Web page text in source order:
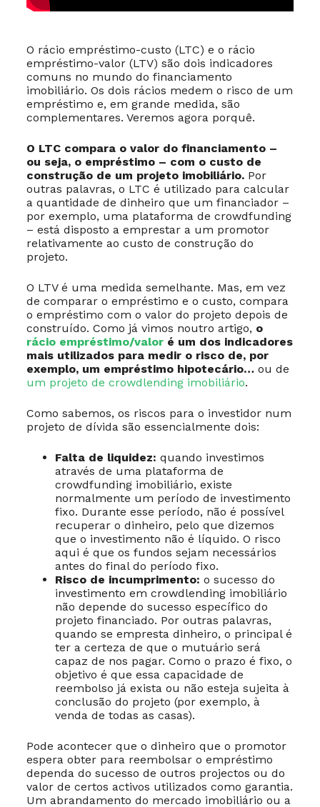
O rácio empréstimo-custo (LTC) e o rácio
empréstimo-valor (LTV) são dois indicadores
comuns no mundo do financiamento
imobiliário. Os dois rácios medem o risco de um
empréstimo e, em grande medida, são
complementares. Veremos agora porquê.
O LTC compara o valor do financiamento –
ou seja, o empréstimo – com o custo de
construção de um projeto imobiliário.Por
outras palavras, o LTC é utilizado para calcular
a quantidade de dinheiro que um financiador –
por exemplo, uma plataforma de crowdfunding
– está disposto a emprestar a um promotor
relativamente ao custo de construção do
projeto.
O LTV é uma medida semelhante. Mas, em vez
de comparar o empréstimo e o custo, compara
o empréstimo com o valor do projeto depois de
construído. Como já vimos noutro artigo, o
rácio empréstimo/valoré um dos indicadores
mais utilizados para medir o risco de, por
exemplo, um empréstimo hipotecário…ou de
um projeto de crowdlending imobiliário.
Como sabemos, os riscos para o investidor num
projeto de dívida são essencialmente dois:
Falta de liquidez: quando investimos
através de uma plataforma de
crowdfunding imobiliário, existe
normalmente um período de investimento
fixo. Durante esse período, não é possível
recuperar o dinheiro, pelo que dizemos
que o investimento não é líquido. O risco
aqui é que os fundos sejam necessários
antes do final do período fixo.
Risco de incumprimento: o sucesso do
investimento em crowdlending imobiliário
não depende do sucesso específico do
projeto financiado. Por outras palavras,
quando se empresta dinheiro, o principal é
ter a certeza de que o mutuário será
capaz de nos pagar. Como o prazo é fixo, o
objetivo é que essa capacidade de
reembolso já exista ou não esteja sujeita à
conclusão do projeto (por exemplo, à
venda de todas as casas).
Pode acontecer que o dinheiro que o promotor
espera obter para reembolsar o empréstimo
dependa do sucesso de outros projectos ou do
valor de certos activos utilizados como garantia.
Um abrandamento do mercado imobiliário ou a